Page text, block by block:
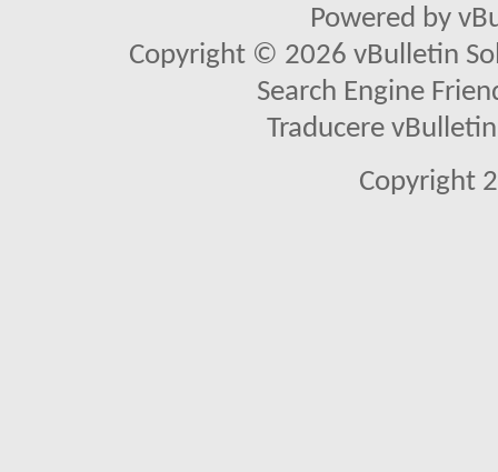
Powered by
Copyright © 2026 vBulletin
Search Engine
Traducere
Copyright